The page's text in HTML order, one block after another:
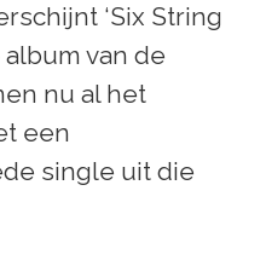
‘Six String
album van de
nu al het
een
single uit die